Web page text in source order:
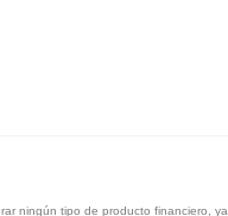
ningún tipo de producto financiero, ya